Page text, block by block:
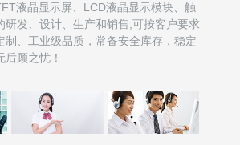
液晶显示屏、LCD液晶显示模块、触
研发、设计、生产和销售,可按客户要求
制、工业级品质，常备安全库存，稳定
顾之忧！